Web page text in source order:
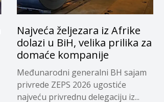
Najveća željezara iz Afrike
dolazi u BiH, velika prilika za
domaće kompanije
Međunarodni generalni BH sajam
privrede ZEPS 2026 ugostiće
najveću privrednu delegaciju iz...